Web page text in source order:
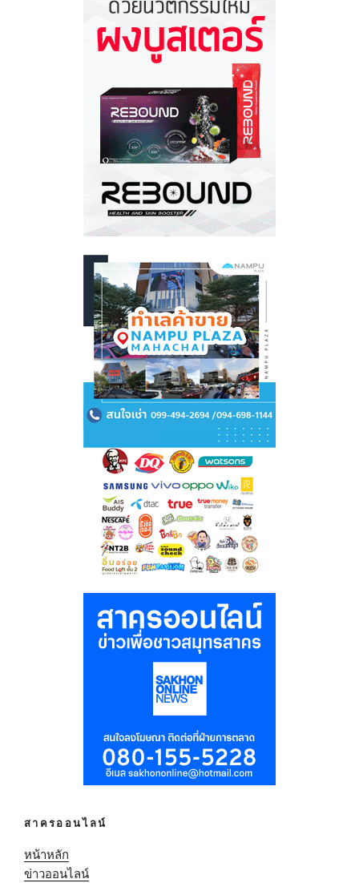
สาครออนไลน์
หน้าหลัก
ข่าวออนไลน์